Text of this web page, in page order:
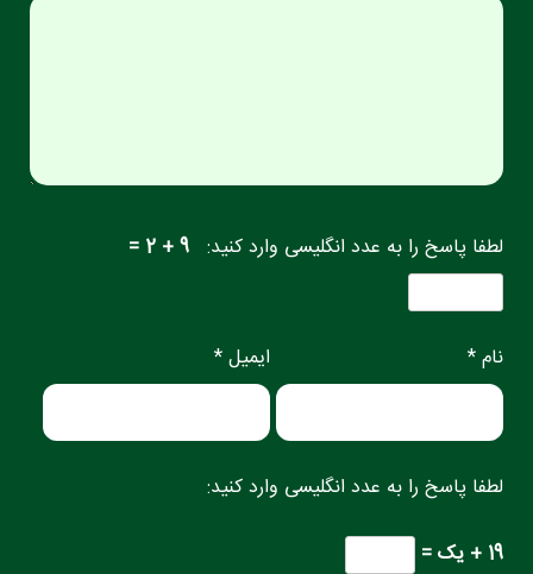
لطفا پاسخ را به عدد انگلیسی وارد کنید: 9 + 2 =
نام * ایمیل *
لطفا پاسخ را به عدد انگلیسی وارد کنید:
19 + یک =